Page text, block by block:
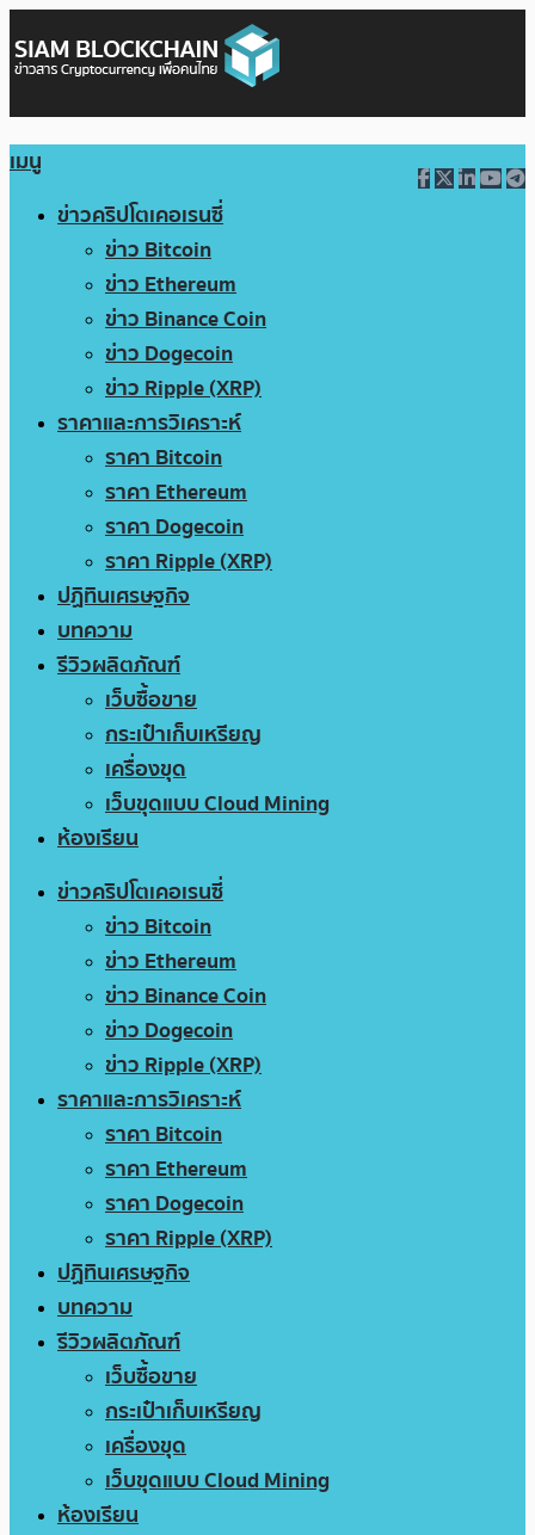
เมนู
ข่าวคริปโตเคอเรนซี่
ข่าว Bitcoin
ข่าว Ethereum
ข่าว Binance Coin
ข่าว Dogecoin
ข่าว Ripple (XRP)
ราคาและการวิเคราะห์
ราคา Bitcoin
ราคา Ethereum
ราคา Dogecoin
ราคา Ripple (XRP)
ปฏิทินเศรษฐกิจ
บทความ
รีวิวผลิตภัณฑ์
เว็บซื้อขาย
กระเป๋าเก็บเหรียญ
เครื่องขุด
เว็บขุดแบบ Cloud Mining
ห้องเรียน
ข่าวคริปโตเคอเรนซี่
ข่าว Bitcoin
ข่าว Ethereum
ข่าว Binance Coin
ข่าว Dogecoin
ข่าว Ripple (XRP)
ราคาและการวิเคราะห์
ราคา Bitcoin
ราคา Ethereum
ราคา Dogecoin
ราคา Ripple (XRP)
ปฏิทินเศรษฐกิจ
บทความ
รีวิวผลิตภัณฑ์
เว็บซื้อขาย
กระเป๋าเก็บเหรียญ
เครื่องขุด
เว็บขุดแบบ Cloud Mining
ห้องเรียน